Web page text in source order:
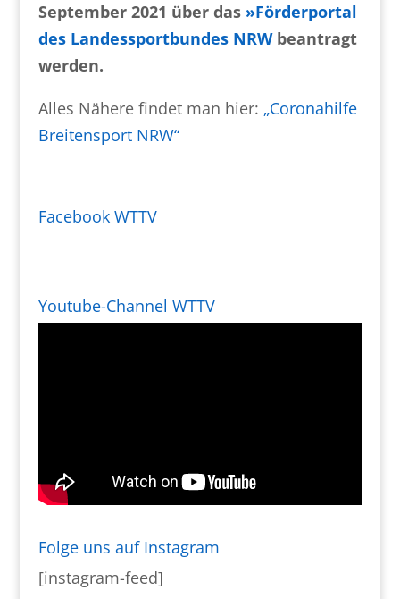
September 2021 über das »Förderportal
des Landessportbundes NRWbeantragt
werden.
Alles Nähere findet man hier: „Coronahilfe
Breitensport NRW“
Facebook WTTV
Youtube-Channel WTTV
Folge uns auf Instagram
[instagram-feed]